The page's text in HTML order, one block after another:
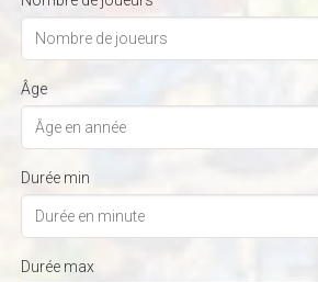
Âge
Durée min
Durée max